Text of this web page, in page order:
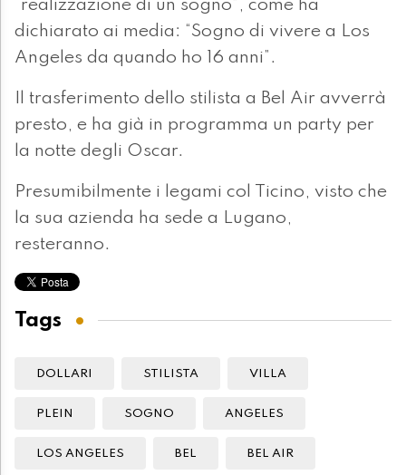
“realizzazione di un sogno”, come ha
dichiarato ai media: “Sogno di vivere a Los
Angeles da quando ho 16 anni”.
Il trasferimento dello stilista a Bel Air avverrà
presto, e ha già in programma un party per
la notte degli Oscar.
Presumibilmente i legami col Ticino, visto che
la sua azienda ha sede a Lugano,
resteranno.
Tags
DOLLARI STILISTA VILLA
PLEIN SOGNO ANGELES
LOS ANGELES BEL BEL AIR